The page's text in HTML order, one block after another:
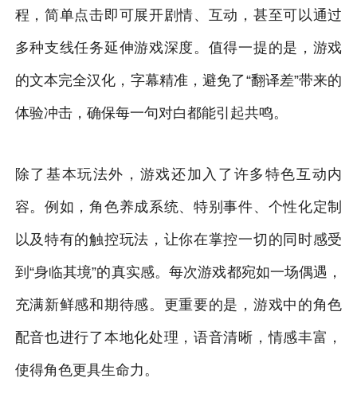
程，简单点击即可展开剧情、互动，甚至可以通过
多种支线任务延伸游戏深度。值得一提的是，游戏
的文本完全汉化，字幕精准，避免了“翻译差”带来的
体验冲击，确保每一句对白都能引起共鸣。
除了基本玩法外，游戏还加入了许多特色互动内
容。例如，角色养成系统、特别事件、个性化定制
以及特有的触控玩法，让你在掌控一切的同时感受
到“身临其境”的真实感。每次游戏都宛如一场偶遇，
充满新鲜感和期待感。更重要的是，游戏中的角色
配音也进行了本地化处理，语音清晰，情感丰富，
使得角色更具生命力。